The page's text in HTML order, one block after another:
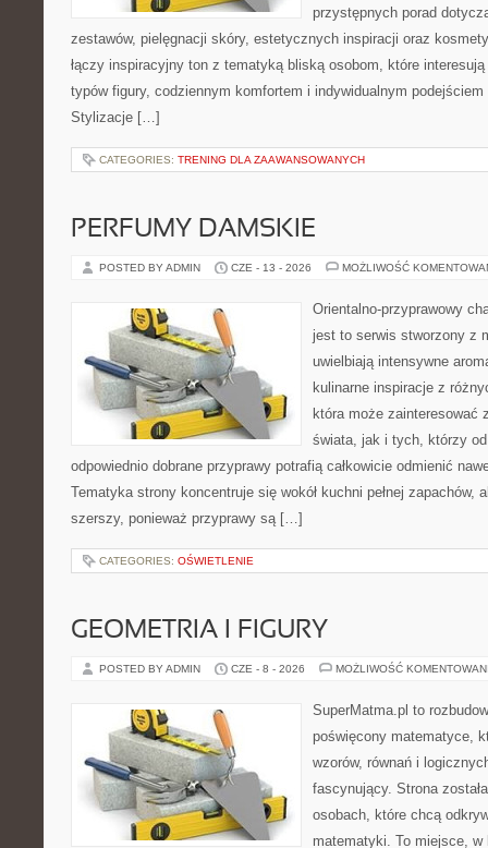
przystępnych porad
zestawów, pielęgnacji skóry, estetycznych inspiracji oraz
łączy inspiracyjny ton z tematyką bliską osobom, które
typów figury, codziennym komfortem i indywidualnym
Stylizacje […]
CATEGORIES: TRENING DLA ZAAWANSOWANYCH
PERFUMY DAMSKIE
POSTED BY ADMIN CZE - 13 - 2026 MOŻLIWOŚĆ
Orientalno-przyprawowy
jest to serwis stworzony z
uwielbiają intensywne
kulinarne inspiracje z
która może zainteresować
świata, jak i tych, którzy
odpowiednio dobrane przyprawy potrafią całkowicie odmienić
Tematyka strony koncentruje się wokół kuchni pełnej zapachów,
szerszy, ponieważ przyprawy są […]
CATEGORIES: OŚWIETLENIE
GEOMETRIA I FIGURY
POSTED BY ADMIN CZE - 8 - 2026 MOŻLIWOŚĆ
SuperMatma.pl to
poświęcony matematyce,
wzorów, równań i
fascynujący. Strona
osobach, które chcą
matematyki. To miejsce,